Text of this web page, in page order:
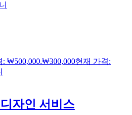
: ₩500,000.₩300,000현재 가격:
자인 서비스